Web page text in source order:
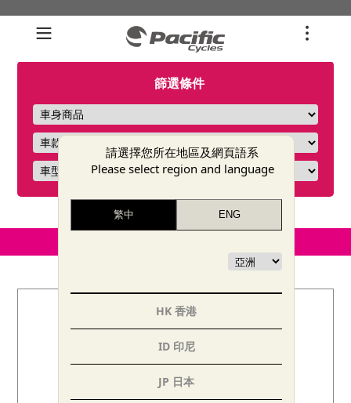
請選擇您所在地區及網頁語系
Please select region and language
HK 香港
ID 印尼
JP 日本
篩選條件